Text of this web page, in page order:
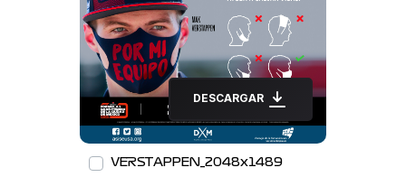
DESCARGAR
VERSTAPPEN_2048x1489